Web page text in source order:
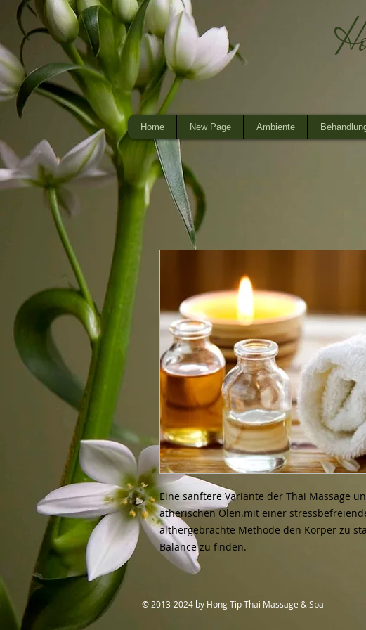
Home New Page Ambiente
Eine sanftere Variante der Thai Massage
ätherischen Ölen.mit einer
althergebrachte Methode den Körper zu
Balance zu finden.
© 2013-2024 by Hong Tip Thai Massage & Spa